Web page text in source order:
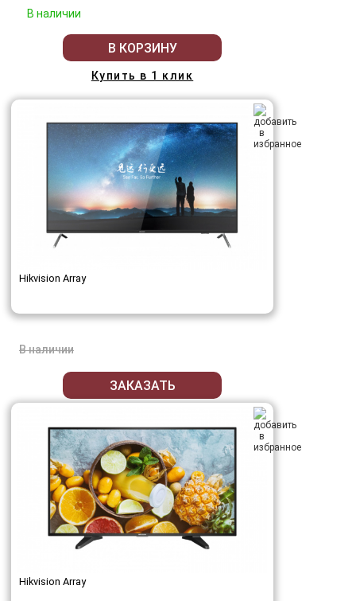
В наличии
В КОРЗИНУ
Купить в 1 клик
Hikvision Array
В наличии
ЗАКАЗАТЬ
Hikvision Array